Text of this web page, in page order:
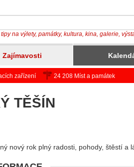
na výlety, památky, kultura, kina, galerie,
Zajímavosti
zařízení 24 208 Míst a památek
TĚŠÍN
nový rok plný radosti, pohody, štěstí a